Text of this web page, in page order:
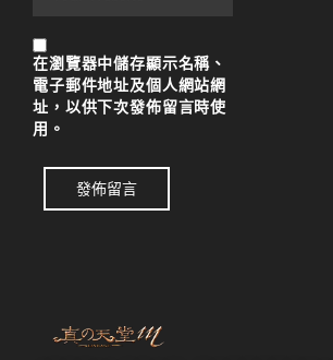
在瀏覽器中儲存顯示名稱、
電子郵件地址及個人網站網
址，以供下次發佈留言時使
用。
發佈留言